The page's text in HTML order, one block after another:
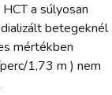
a súlyosan
betegeknél
mértékben
1,73 m ) nem